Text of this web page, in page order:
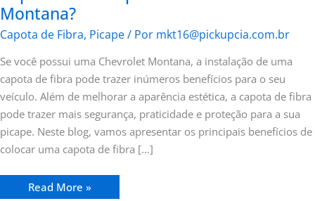
Montana?
Capota de Fibra, Picape/ Por mkt16@pickupcia.com.br
Se você possui uma Chevrolet Montana, a instalação de uma
capota de fibra pode trazer inúmeros benefícios para o seu
veículo. Além de melhorar a aparência estética, a capota de fibra
pode trazer mais segurança, praticidade e proteção para a sua
picape. Neste blog, vamos apresentar os principais benefícios de
colocar uma capota de fibra […]
Read More »